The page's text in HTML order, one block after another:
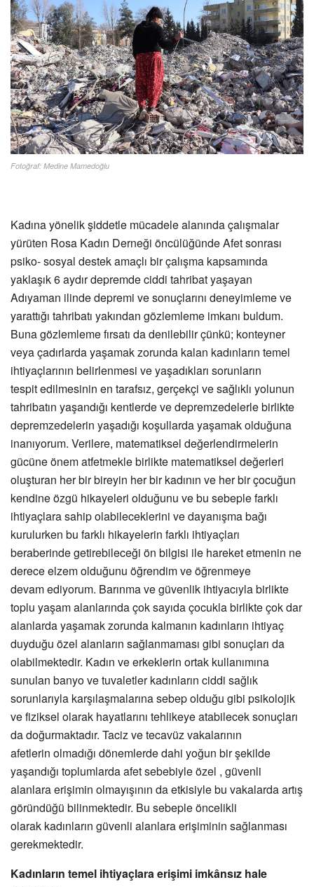
Fotoğraf: Medine Mamedoğlu
Kadına yönelik şiddetle mücadele alanında çalışmalar
yürüten Rosa Kadın Derneği öncülüğünde Afet sonrası
psiko- sosyal destek amaçlı bir çalışma kapsamında
yaklaşık 6 aydır depremde ciddi tahribat yaşayan
Adıyaman ilinde depremi ve sonuçlarını deneyimleme ve
yarattığı tahribatı yakından gözlemleme imkanı buldum.
Buna gözlemleme fırsatı da denilebilir çünkü; konteyner
veya çadırlarda yaşamak zorunda kalan kadınların temel
ihtiyaçlarının belirlenmesi ve yaşadıkları sorunların
tespit edilmesinin en tarafsız, gerçekçi ve sağlıklı yolunun
tahribatın yaşandığı kentlerde ve depremzedelerle birlikte
depremzedelerin yaşadığı koşullarda yaşamak olduğuna
inanıyorum. Verilere, matematiksel değerlendirmelerin
gücüne önem atfetmekle birlikte matematiksel değerleri
oluşturan her bir bireyin her bir kadının ve her bir çocuğun
kendine özgü hikayeleri olduğunu ve bu sebeple farklı
ihtiyaçlara sahip olabileceklerini ve dayanışma bağı
kurulurken bu farklı hikayelerin farklı ihtiyaçları
beraberinde getirebileceği ön bilgisi ile hareket etmenin ne
derece elzem olduğunu öğrendim ve öğrenmeye
devam ediyorum. Barınma ve güvenlik ihtiyacıyla birlikte
toplu yaşam alanlarında çok sayıda çocukla birlikte çok dar
alanlarda yaşamak zorunda kalmanın kadınların ihtiyaç
duyduğu özel alanların sağlanmaması gibi sonuçları da
olabilmektedir. Kadın ve erkeklerin ortak kullanımına
sunulan banyo ve tuvaletler kadınların ciddi sağlık
sorunlarıyla karşılaşmalarına sebep olduğu gibi psikolojik
ve fiziksel olarak hayatlarını tehlikeye atabilecek sonuçları
da doğurmaktadır. Taciz ve tecavüz vakalarının
afetlerin olmadığı dönemlerde dahi yoğun bir şekilde
yaşandığı toplumlarda afet sebebiyle özel , güvenli
alanlara erişimin olmayışının da etkisiyle bu vakalarda artış
göründüğü bilinmektedir. Bu sebeple öncelikli
olarak kadınların güvenli alanlara erişiminin sağlanması
gerekmektedir.
Kadınların temel ihtiyaçlara erişimi imkânsız hale